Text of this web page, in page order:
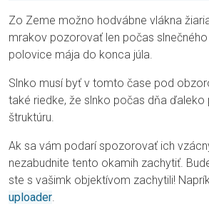
Zo Zeme možno hodvábne vlákna
mrakov pozorovať len počas slnečného
polovice mája do konca júla.
Slnko musí byť v tomto čase pod
také riedke, že slnko počas dňa ďaleko
štruktúru.
Ak sa vám podarí spozorovať ich
nezabudnite tento okamih zachytiť.
ste s vašimk objektívom zachytili!
uploader.